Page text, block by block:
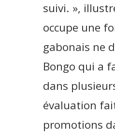
suivi. »,
occupe une
gabonais ne
Bongo qui a
dans
évaluation
promotions